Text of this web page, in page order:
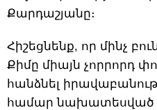
Քարդաշյանը։
Հիշեցնենք, որ մինչ
Քիմը միայն չորրորդ
հանձնել
համար նախատեսված